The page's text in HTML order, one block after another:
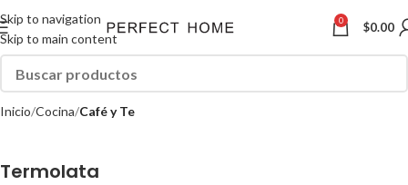
Skip to navigation
Skip to main content
0 $0.00
Inicio Cocina Café y Te
Termolata